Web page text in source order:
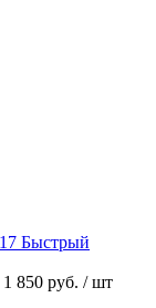
Быстрый
1 850 руб. / шт